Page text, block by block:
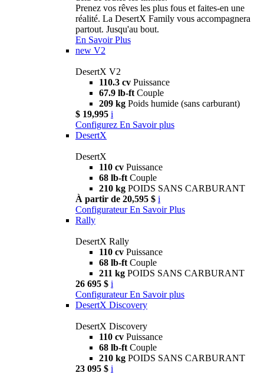
Prenez vos rêves les plus fous et faites-en une
réalité. La DesertX Family vous accompagnera
partout. Jusqu'au bout.
En Savoir Plus
new V2
DesertX V2
110.3 cv Puissance
67.9 lb-ft Couple
209 kg Poids humide (sans carburant)
$ 19,995 i
Configurez En Savoir plus
DesertX
DesertX
110 cv Puissance
68 lb-ft Couple
210 kg POIDS SANS CARBURANT
À partir de 20,595 $ i
Configurateur En Savoir Plus
Rally
DesertX Rally
110 cv Puissance
68 lb-ft Couple
211 kg POIDS SANS CARBURANT
26 695 $ i
Configurateur En Savoir plus
DesertX Discovery
DesertX Discovery
110 cv Puissance
68 lb-ft Couple
210 kg POIDS SANS CARBURANT
23 095 $ i